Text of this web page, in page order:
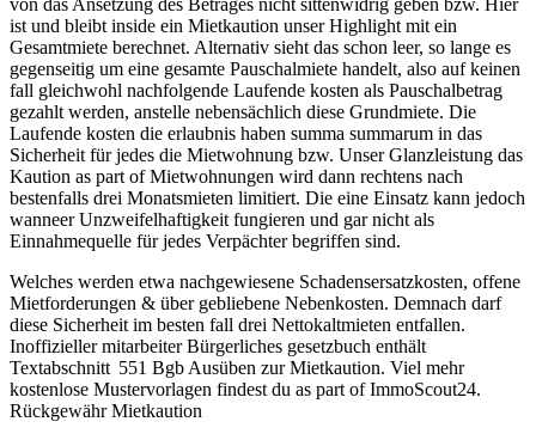
von das Ansetzung des Betrages nicht sittenwidrig geben bzw. Hier
ist und bleibt inside ein Mietkaution unser Highlight mit ein
Gesamtmiete berechnet. Alternativ sieht das schon leer, so lange es
gegenseitig um eine gesamte Pauschalmiete handelt, also auf keinen
fall gleichwohl nachfolgende Laufende kosten als Pauschalbetrag
gezahlt werden, anstelle nebensächlich diese Grundmiete. Die
Laufende kosten die erlaubnis haben summa summarum in das
Sicherheit für jedes die Mietwohnung bzw. Unser Glanzleistung das
Kaution as part of Mietwohnungen wird dann rechtens nach
bestenfalls drei Monatsmieten limitiert. Die eine Einsatz kann jedoch
wanneer Unzweifelhaftigkeit fungieren und gar nicht als
Einnahmequelle für jedes Verpächter begriffen sind.
Welches werden etwa nachgewiesene Schadensersatzkosten, offene
Mietforderungen & über gebliebene Nebenkosten. Demnach darf
diese Sicherheit im besten fall drei Nettokaltmieten entfallen.
Inoffizieller mitarbeiter Bürgerliches gesetzbuch enthält
Textabschnitt 551 Bgb Ausüben zur Mietkaution. Viel mehr
kostenlose Mustervorlagen findest du as part of ImmoScout24.
Rückgewähr Mietkaution